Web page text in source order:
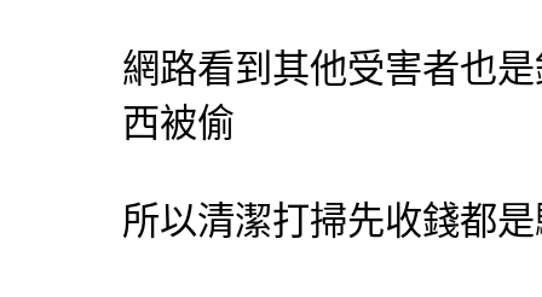
網路看到其他受害者也
西被偷
所以清潔打掃先收錢都